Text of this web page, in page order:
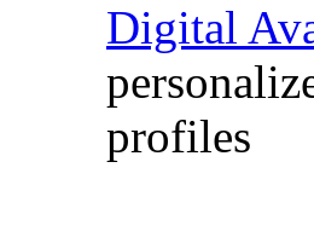
Digital
profiles